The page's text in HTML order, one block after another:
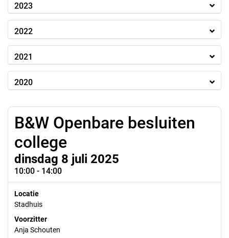
2023
2022
2021
2020
B&W Openbare besluiten
college
dinsdag 8 juli 2025
10:00 - 14:00
Locatie
Stadhuis
Voorzitter
Anja Schouten